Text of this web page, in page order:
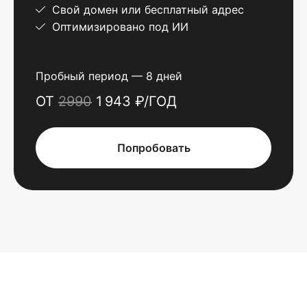
Свой домен или бесплатный адрес
Оптимизировано под ИИ
Пробный период — 8 дней
ОТ 2990 1 943 ₽/ГОД
Попробовать